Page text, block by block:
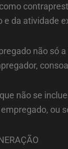
e da atividade
não só
não se
ou